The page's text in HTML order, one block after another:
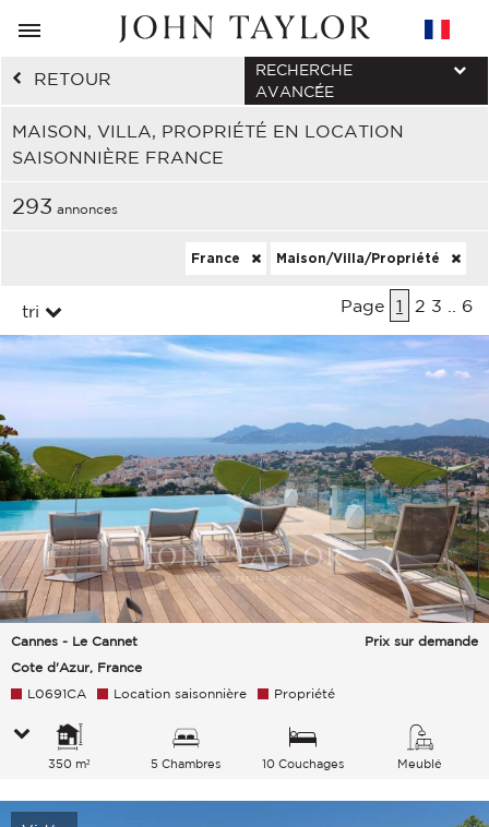
RETOUR
MAISON, VILLA, PROPRIÉTÉ EN LOCATION
SAISONNIÈRE FRANCE
RECHERCHE
AVANCÉE
293 annonces
France Maison/Villa/Propriété
tri Page 1 2 3 6
Cannes - Le Cannet
Cote d'Azur, France
Prix sur demande
L0691CA Location saisonnière Propriété
350 m² 5 Chambres 10 Couchages Meublé